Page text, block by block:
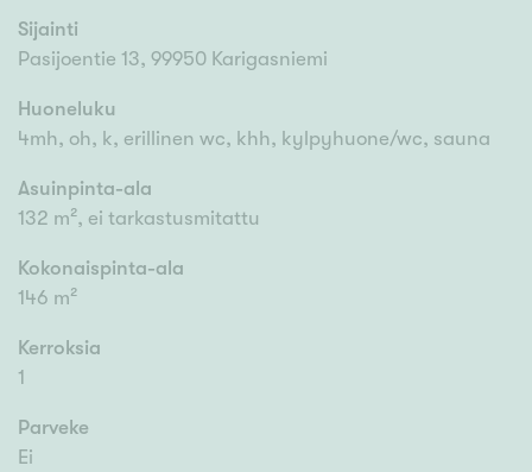
Sijainti
Pasijoentie 13, 99950 Karigasniemi
Huoneluku
4mh, oh, k, erillinen wc, khh, kylpyhuone/wc, sauna
Asuinpinta-ala
132 m², ei tarkastusmitattu
Kokonaispinta-ala
146 m²
Kerroksia
1
Parveke
Ei